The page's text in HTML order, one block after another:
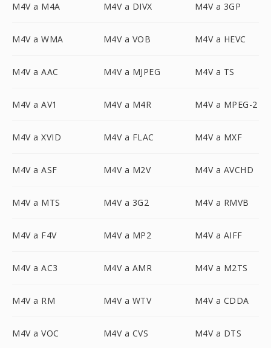
M4V a M4A M4V a DIVX M4V a 3GP
M4V a WMA M4V a VOB M4V a HEVC
M4V a AAC M4V a MJPEG M4V a TS
M4V a AV1 M4V a M4R M4V a MPEG-2
M4V a XVID M4V a FLAC M4V a MXF
M4V a ASF M4V a M2V M4V a AVCHD
M4V a MTS M4V a 3G2 M4V a RMVB
M4V a F4V M4V a MP2 M4V a AIFF
M4V a AC3 M4V a AMR M4V a M2TS
M4V a RM M4V a WTV M4V a CDDA
M4V a VOC M4V a CVS M4V a DTS